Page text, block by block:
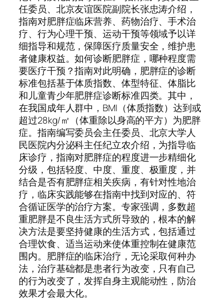
任委员、北京友谊医院副院长张忠涛介绍，
指南对肥胖症临床营养、药物治疗、手术治
疗、行为心理干预、运动干预等领域予以详
细指导和规范，保障医疗质量安全，维护患
者健康权益。如何诊断肥胖症，哪种程度需
要医疗干预？指南对此明确，肥胖症的诊断
标准包括基于体质指数、体型特征、体脂比
和儿童青少年肥胖症诊断标准四类。其中，
在我国成年人群中，BMI（体质指数）达到或
超过28kg/㎡（体重除以身高的平方）为肥胖
症。指南编写委员会主任委员、北京大学人
民医院内分泌科主任纪立农介绍，为指导临
床诊疗，指南对肥胖症的程度进一步精细化
分级，包括轻度、中度、重度、极重度，并
结合是否有肥胖症相关疾病，有针对性地治
疗，临床实践能够在指南中找到对应的、符
合循证医学的治疗方案。专家强调，多数超
重肥胖是不良生活方式所导致的，根本的解
决方法是要坚持健康的生活方式，包括通过
合理饮食、适当运动来使体重控制在健康范
围内。肥胖症的临床治疗，无论采取何种办
法，治疗基础都是患者行为改变，只有自己
的行为改变了，发挥自身主观能动性，防治
效果才会最大化。